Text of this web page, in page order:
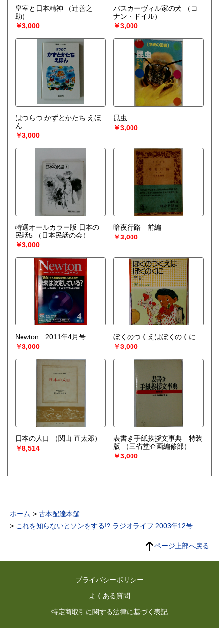
皇室と日本精神
（辻善之
助）
￥3,000
バスカーヴィル家の犬
（コ
ナン・ドイル）
￥3,000
はつらつ かずとかたち えほ
ん
￥3,000
昆虫
￥3,000
特選オールカラー版 日本の
民話5
（日本民話の会）
￥3,000
暗夜行路 前編
￥3,000
Newton 2011年4月号
￥3,000
ぼくのつくえはぼくのくに
￥3,000
日本の人口
（関山 直太郎）
￥8,514
表書き手紙挨拶文事典 特装
版
（三省堂企画編修部）
￥3,000
ホーム
古本配達本舗
これを知らないとソンをする!? ラジオライフ 2003年12号
ページ上部へ戻る
プライバシーポリシー
よくある質問
特定商取引に関する法律に基づく表記